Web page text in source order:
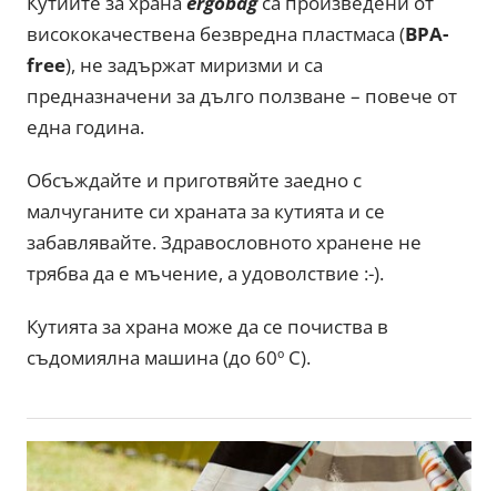
висококачествена безвредна пластмаса (BPA-
free), не задържат миризми и са
предназначени за дълго ползване – повече от
една година.
Обсъждайте и приготвяйте заедно с
малчуганите си храната за кутията и се
забавлявайте. Здравословното хранене не
трябва да е мъчение, а удоволствие :-).
Кутията за храна може да се почиства в
съдомиялна машина (до 60º С).